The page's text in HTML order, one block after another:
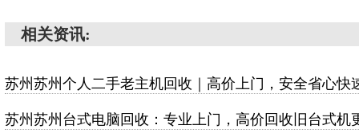
相关资讯:
苏州苏州个人二手老主机回收｜高价上门，安全省心快
苏州苏州台式电脑回收：专业上门，高价回收旧台式机